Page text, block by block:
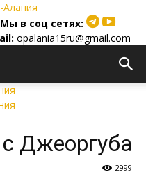
Мы в соц сетях:
opalania15ru@gmail.com
Джеоргуба
2999